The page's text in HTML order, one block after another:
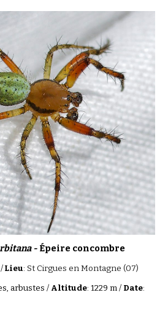
- Épeire concombre
/Lieu:St Cirgues en Montagne (07)
arbustes / Altitude: 1229 m / Date: